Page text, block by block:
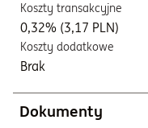
Koszty transakcyjne
0,32% (3,17 PLN)
Koszty dodatkowe
Brak
Dokumenty